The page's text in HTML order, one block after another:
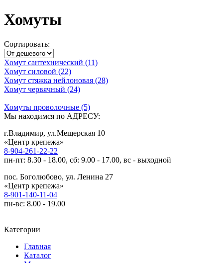
Хомуты
Сортировать:
Хомут сантехнический (11)
Хомут силовой (22)
Хомут стяжка нейлоновая (28)
Хомут червячный (24)
Хомуты проволочные (5)
Мы находимся по АДРЕСУ:
г.Владимир, ул.Мещерская 10
«Центр крепежа»
8-904-261-22-22
пн-пт: 8.30 - 18.00, сб: 9.00 - 17.00, вс - выходной
пос. Боголюбово, ул. Ленина 27
«Центр крепежа»
8-901-140-11-04
пн-вс: 8.00 - 19.00
Категории
Главная
Каталог